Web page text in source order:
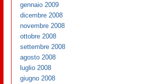
gennaio 2009
dicembre 2008
novembre 2008
ottobre 2008
settembre 2008
agosto 2008
luglio 2008
giugno 2008